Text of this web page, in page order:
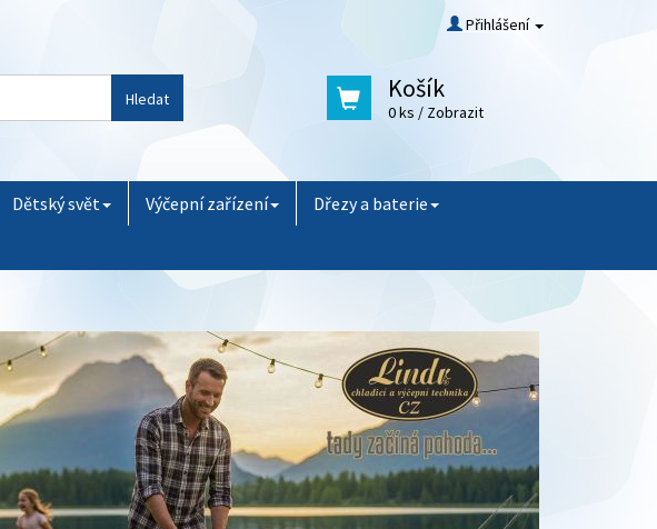
Přihlášení
Hledat Košík
0 ks / Zobrazit
Dětský svět Výčepní zařízení
Dřezy a baterie